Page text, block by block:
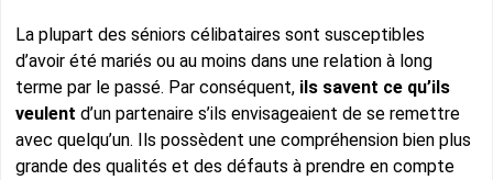
La plupart des séniors célibataires sont susceptibles
d’avoir été mariés ou au moins dans une relation à long
terme par le passé. Par conséquent, ils savent ce qu’ils
veulent d’un partenaire s’ils envisageaient de se remettre
avec quelqu’un. Ils possèdent une compréhension bien plus
grande des qualités et des défauts à prendre en compte